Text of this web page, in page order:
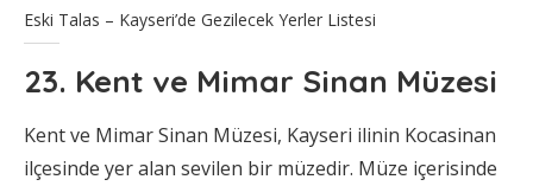
Eski Talas – Kayseri’de Gezilecek Yerler Listesi
23. Kent ve Mimar Sinan Müzesi
Kent ve Mimar Sinan Müzesi, Kayseri ilinin Kocasinan
ilçesinde yer alan sevilen bir müzedir. Müze içerisinde